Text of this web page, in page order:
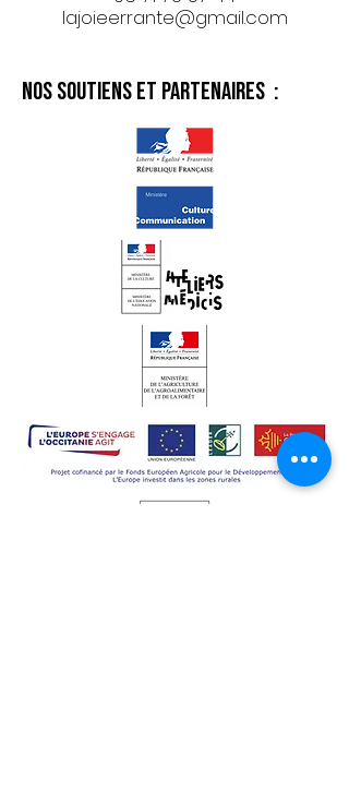
lajoieerrante@gmail.com
Nos soutiens et partenaires :